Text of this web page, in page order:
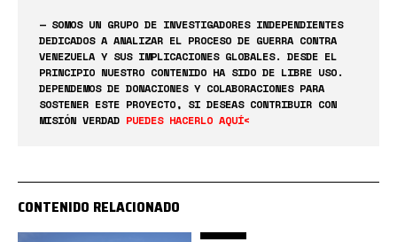
— SOMOS UN GRUPO DE INVESTIGADORES INDEPENDIENTES
DEDICADOS A ANALIZAR EL PROCESO DE GUERRA CONTRA
VENEZUELA Y SUS IMPLICACIONES GLOBALES. DESDE EL
PRINCIPIO NUESTRO CONTENIDO HA SIDO DE LIBRE USO.
DEPENDEMOS DE DONACIONES Y COLABORACIONES PARA
SOSTENER ESTE PROYECTO, SI DESEAS CONTRIBUIR CON
MISIÓN VERDAD PUEDES HACERLO AQUÍ<
CONTENIDO RELACIONADO